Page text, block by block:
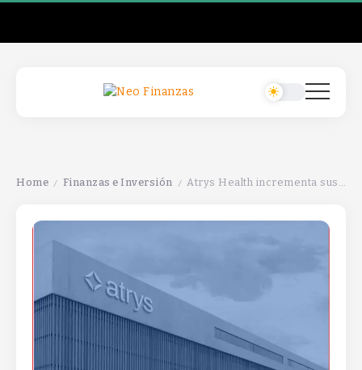
Home / Finanzas e Inversión / Atrys Health incrementa sus acciones un 5% en Bolsa tras recibir una oferta por Aspy Global Services.